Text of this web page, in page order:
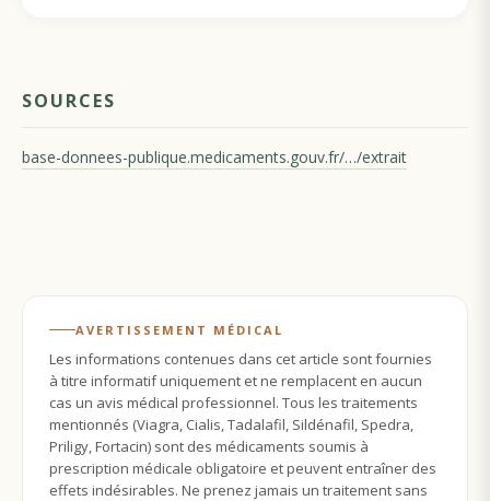
SOURCES
base-donnees-publique.medicaments.gouv.fr/…/extrait
AVERTISSEMENT MÉDICAL
Les informations contenues dans cet article sont fournies
à titre informatif uniquement et ne remplacent en aucun
cas un avis médical professionnel. Tous les traitements
mentionnés (Viagra, Cialis, Tadalafil, Sildénafil, Spedra,
Priligy, Fortacin) sont des médicaments soumis à
prescription médicale obligatoire et peuvent entraîner des
effets indésirables. Ne prenez jamais un traitement sans